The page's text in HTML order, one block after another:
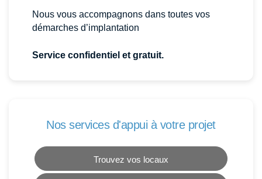
Nous vous accompagnons dans toutes vos
démarches d’implantation
Service confidentiel et gratuit.
Nos services d'appui à votre projet
Trouvez vos locaux